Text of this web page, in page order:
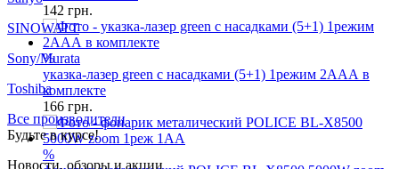
FDK MS 621FE
142грн.
%
указка-лазер green с насадками (5+1) 1режим 2ААА в
комплекте
166грн.
Sony/Murata
Toshiba
Все производители
Будьте в курсе!
Новости, обзоры и акции
Подписаться
Новости